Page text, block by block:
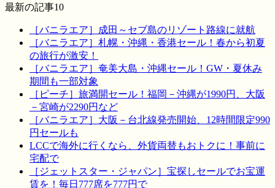
最新の記事10
［バニラエア］成田～セブ島のリゾート路線に就航
［バニラエア］札幌・沖縄・香港セール！春から初夏
の旅行が激安！
［バニラエア］奄美大島・沖縄セール！GW・夏休み
期間も一部対象
［ピーチ］旅満開セール！福岡－沖縄が1990円、大阪
－宮崎が2290円など
［バニラエア］大阪－台北線発売開始、12時間限定990
円セールも
LCCで海外に行くなら、外貨両替もおトクに！事前に
宅配で
［ジェットスター・ジャパン］宝探しセールでお宝運
賃を！毎日777席を777円で